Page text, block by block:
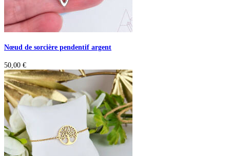
Nœud de sorcière pendentif argent
50,00 €